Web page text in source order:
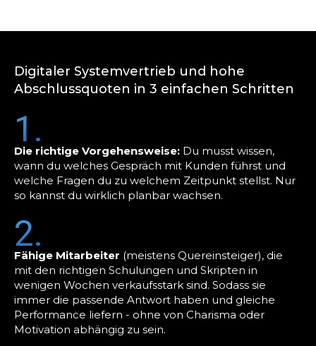
Digitaler Systemvertrieb und hohe
Abschlussquoten in 3 einfachen Schritten
1.
Die richtige Vorgehensweise: Du musst wissen,
wann du welches Gespräch mit Kunden führst und
welche Fragen du zu welchem Zeitpunkt stellst. Nur
so kannst du wirklich planbar wachsen.
2.
Fähige Mitarbeiter (meistens Quereinsteiger), die
mit den richtigen Schulungen und Skripten in
wenigen Wochen verkaufsstark sind. Sodass sie
immer die passende Antwort haben und gleiche
Performance liefern - ohne von Charisma oder
Motivation abhängig zu sein.